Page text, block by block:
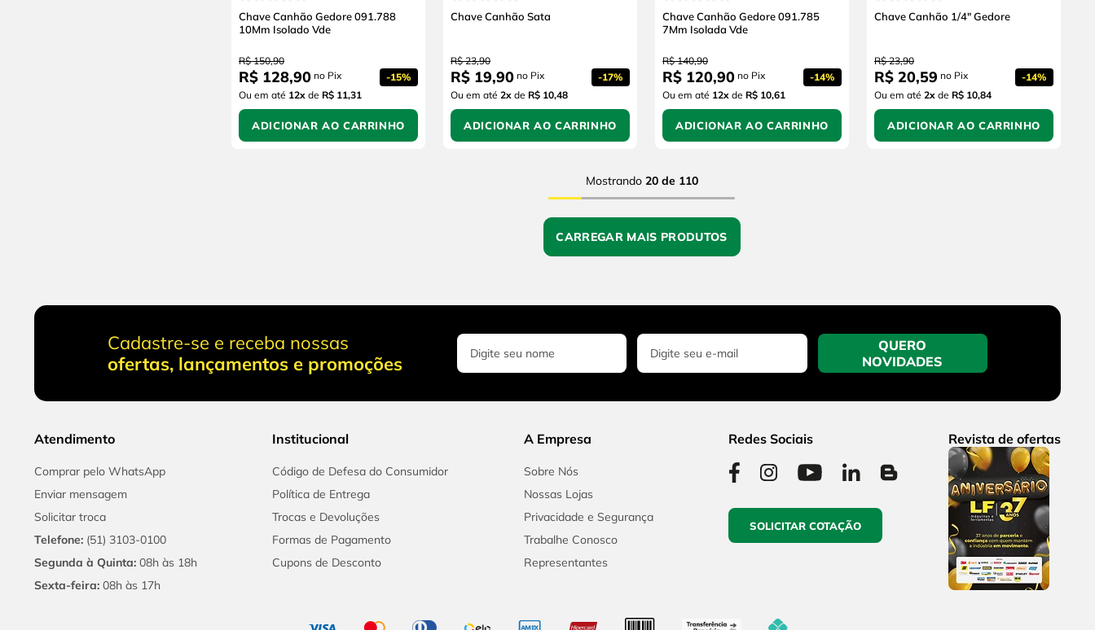
Chave Canhão Gedore 091.788
10Mm Isolado Vde
R$ 150,90
R$ 128,90 no Pix -15%
Ou em até 12x de R$ 11,31
ADICIONAR AO CARRINHO
Chave Canhão Sata
R$ 23,90
R$ 19,90 no Pix -17%
Ou em até 2x de R$ 10,48
ADICIONAR AO CARRINHO
Chave Canhão Gedore 091.785
7Mm Isolada Vde
R$ 140,90
R$ 120,90 no Pix -14%
Ou em até 12x de R$ 10,61
ADICIONAR AO CARRINHO
Chave Canhão 1/4" Gedore
R$ 23,90
R$ 20,59 no Pix -14%
Ou em até 2x de R$ 10,84
ADICIONAR AO CARRINHO
Mostrando 20 de 110
Cadastre-se e receba nossas
ofertas, lançamentos e promoções
QUERO
NOVIDADES
Atendimento
Comprar pelo WhatsApp
Enviar mensagem
Solicitar troca
Telefone: (51) 3103-0100
Segunda à Quinta: 08h às 18h
Sexta-feira: 08h às 17h
Institucional
Código de Defesa do Consumidor
Política de Entrega
Trocas e Devoluções
Formas de Pagamento
Cupons de Desconto
A Empresa
Sobre Nós
Nossas Lojas
Privacidade e Segurança
Trabalhe Conosco
Representantes
Redes Sociais
SOLICITAR COTAÇÃO
Revista de ofertas